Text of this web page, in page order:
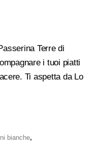
Terre di
i tuoi piatti
Ti aspetta da Lo
bianche,